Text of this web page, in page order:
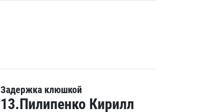
Задержка клюшкой
13.Пилипенко Кирилл